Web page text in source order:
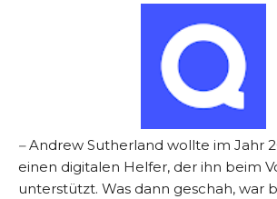
–Andrew Sutherland wollte im Jahr
einen digitalen Helfer, der ihn beim
unterstützt. Was dann geschah, war